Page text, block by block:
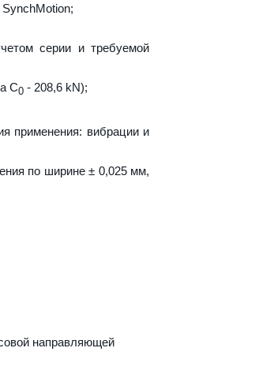
серии и требуемой
С0 - 208,6 kN);
применения: вибрации и
по ширине ± 0,025 мм,
направляющей